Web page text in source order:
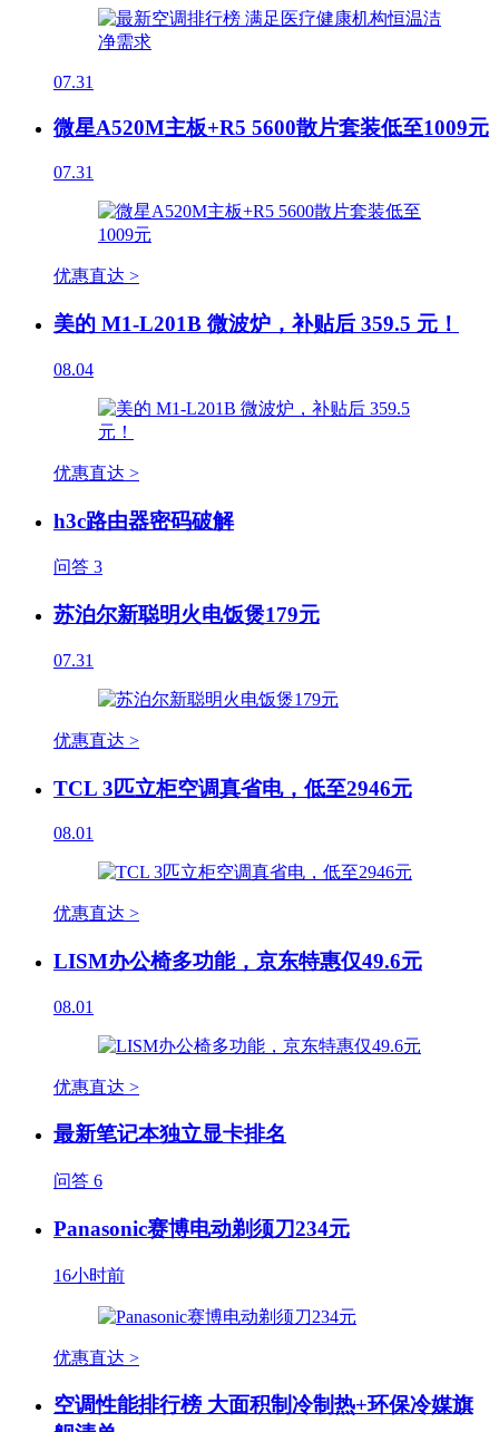
07.31
微星A520M主板+R5 5600散片套装低至1009元
07.31
优惠直达 >
美的 M1-L201B 微波炉，补贴后 359.5 元！
08.04
优惠直达 >
h3c路由器密码破解
问答 3
苏泊尔新聪明火电饭煲179元
07.31
优惠直达 >
TCL 3匹立柜空调真省电，低至2946元
08.01
优惠直达 >
LISM办公椅多功能，京东特惠仅49.6元
08.01
优惠直达 >
最新笔记本独立显卡排名
问答 6
Panasonic赛博电动剃须刀234元
16小时前
优惠直达 >
空调性能排行榜 大面积制冷制热+环保冷媒旗